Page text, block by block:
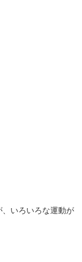
いろいろな運動が